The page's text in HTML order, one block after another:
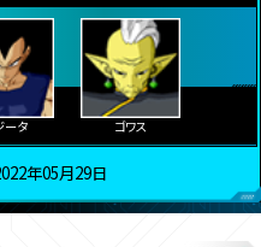
ータ ゴワス
年05月29日